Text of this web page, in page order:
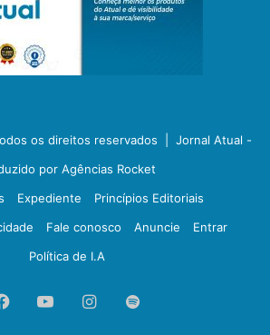
os direitos reservados | Jornal Atual -
por Agências Rocket
Expediente
Princípios Editoriais
Fale conosco Anuncie
Entrar
Política de I.A
FacebookYouTubeInstagram
Spotify